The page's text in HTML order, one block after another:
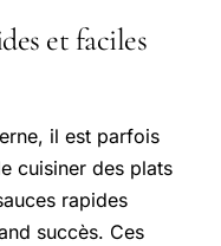
et faciles
il est parfois
cuisiner des plats
rapides
succès. Ces